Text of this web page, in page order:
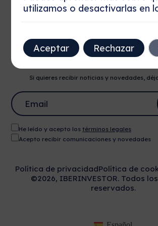
costes asociados y la evolución del
Newsletter
Si quieres recibir noticias y novedades,
He leído y acepto los términos legales
Acepto recibir comunicaciones y novedades
©2026, IBERINVESTOR. Todos
reservados.
Política de privacidadPolítica de
utilizamos o desactivarlas en
Aceptar Rechazar